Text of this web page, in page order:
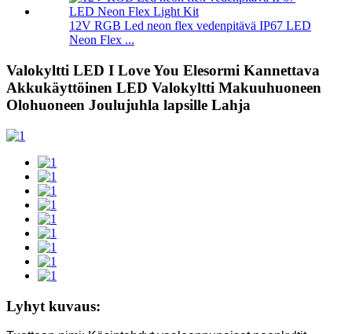
12V RGB Led neon flex vedenpitävä IP67 LED
Neon Flex ...
Valokyltti LED I Love You Elesormi Kannettava
Akkukäyttöinen LED Valokyltti Makuuhuoneen
Olohuoneen Joulujuhla lapsille Lahja
Lyhyt kuvaus: